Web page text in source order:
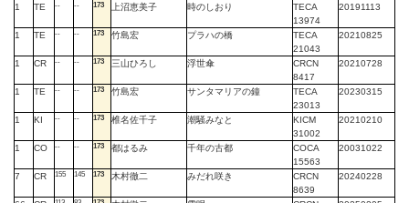
1 TE -- -- 173 上沼恵美子 時のしおり
TECA
13974
20191113
1 TE -- -- 173 竹島宏 プラハの橋
TECA
21043
20210825
1 CR -- -- 173 三山ひろし 浮世傘
CRCN
8417
20210728
1 TE -- -- 173 竹島宏 サンタマリアの鐘
TECA
23013
20230315
1 KI -- -- 173 椎名佐千子 潮騒みなと
KICM
31002
20210210
1 CO -- -- 173 都はるみ 千年の古都
COCA
15563
20031022
7 CR 155 145 173 木村徹二 みだれ咲き
CRCN
8639
20240228